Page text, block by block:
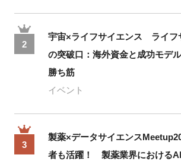
2
宇宙×ライフサイエンス ライフ
の突破口：海外資金と成功モデ
勝ち筋
イベント
3
製薬×データサイエンス
者も活躍！ 製薬業界における